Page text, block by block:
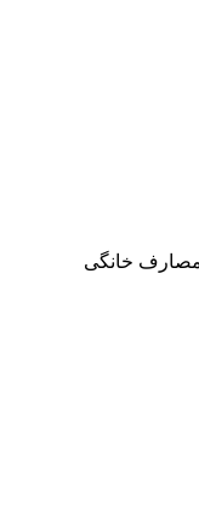
مصارف خانگی